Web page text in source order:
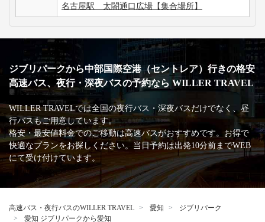
名古屋駅 太閤通口広場【集合場所】
ジブリパークから中部国際空港（セントレア）行きの格安
高速バス、夜行・深夜バスの予約なら WILLER TRAVEL
WILLER TRAVELでは全国の夜行バス・深夜バスだけでなく、昼
行バスもご用意しています。
格安・最安値料金でのご移動は高速バスがおすすめです。お得で
快適なプランをお探しください。当日予約は出発10分前までWEB
にて受け付けています。
高速バス・夜行バスのWILLER TRAVEL 愛知
ジブリパーク
愛知 ジブリパークから愛知